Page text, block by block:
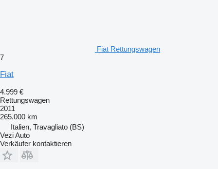
Fiat Rettungswagen
7
Fiat
4.999 €
Rettungswagen
2011
265.000 km
Italien, Travagliato (BS)
Vezi Auto
Verkäufer kontaktieren